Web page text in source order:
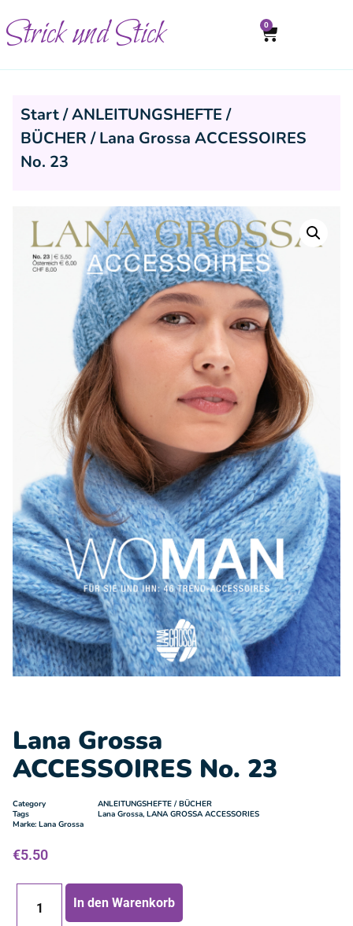
Strick und Stick 0
Start/ANLEITUNGSHEFTE /
BÜCHER/ Lana Grossa ACCESSOIRES
No. 23
Lana Grossa
ACCESSOIRES No. 23
Category
ANLEITUNGSHEFTE / BÜCHER
Tags
Lana Grossa, LANA GROSSA ACCESSORIES
Marke: Lana Grossa
€5.50
In den Warenkorb